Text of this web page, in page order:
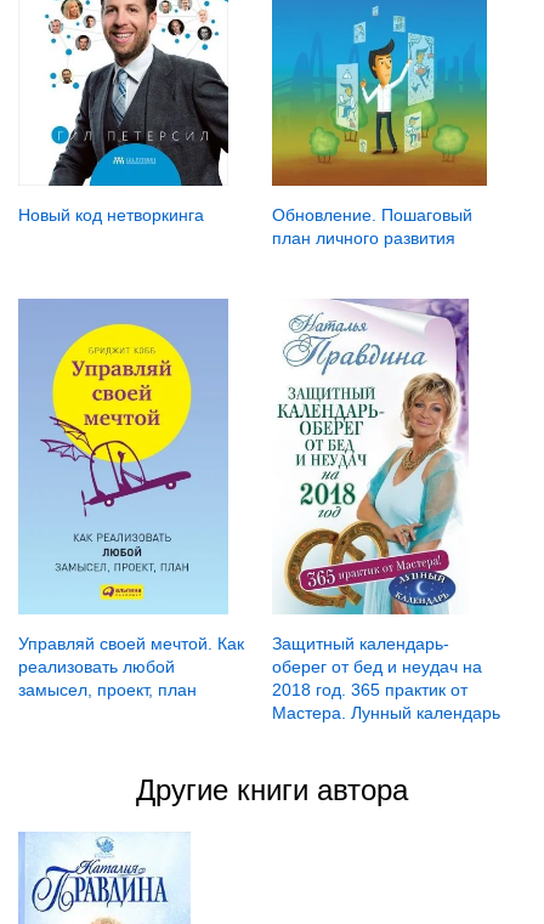
Новый код нетворкинга
Обновление. Пошаговый
план личного развития
Управляй своей мечтой. Как
реализовать любой
замысел, проект, план
Защитный календарь-
оберег от бед и неудач на
2018 год. 365 практик от
Мастера. Лунный календарь
Другие книги автора